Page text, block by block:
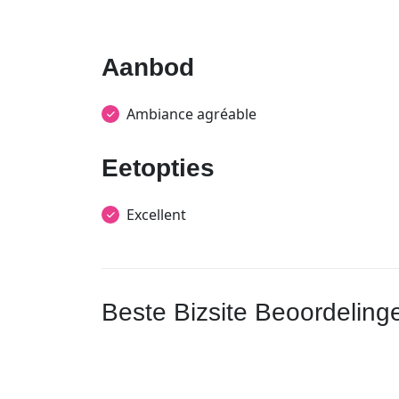
Aanbod
Ambiance agréable
Eetopties
Excellent
Beste Bizsite